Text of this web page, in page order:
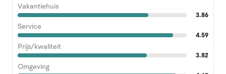
Vakantiehuis
3.86
Service
4.59
Prijs/kwaliteit
3.82
Omgeving